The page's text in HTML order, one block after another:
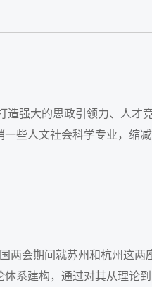
强大的思政引领力、人
些人文社会科学专业，缩
会期间就苏州和杭州这
系建构，通过对其从理论